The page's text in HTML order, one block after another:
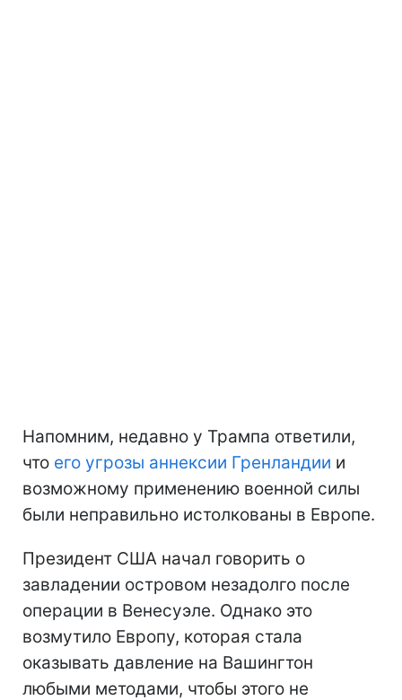
Напомним, недавно у Трампа ответили,
что его угрозы аннексии Гренландии и
возможному применению военной силы
были неправильно истолкованы в Европе.
Президент США начал говорить о
завладении островом незадолго после
операции в Венесуэле. Однако это
возмутило Европу, которая стала
оказывать давление на Вашингтон
любыми методами, чтобы этого не